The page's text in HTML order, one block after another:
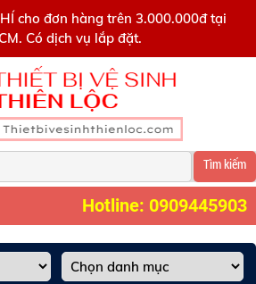
cho đơn hàng trên 3.000.000đ tại
Có dịch vụ lắp đặt.
Tìm kiếm
Hotline: 0909445903